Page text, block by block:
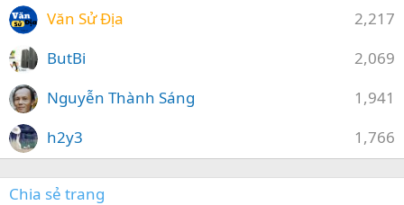
2,217
Văn Sử Địa
2,069
ButBi
1,941
Nguyễn Thành Sáng
1,766
h2y3
Chia sẻ trang